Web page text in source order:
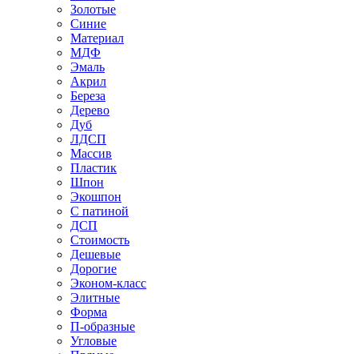
Золотые
Синие
Материал
МДФ
Эмаль
Акрил
Береза
Дерево
Дуб
ЛДСП
Массив
Пластик
Шпон
Экошпон
С патиной
ДСП
Стоимость
Дешевые
Дорогие
Эконом-класс
Элитные
Форма
П-образные
Угловые